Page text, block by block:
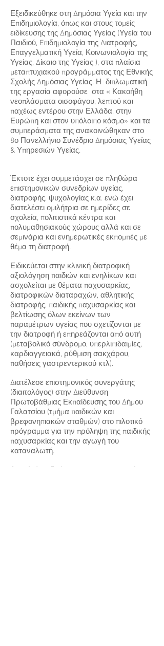
Εξειδικεύθηκε στη Δημόσια Υγεία και την
Επιδημιολογία, όπως και στους τομείς
ειδίκευσης της Δημόσιας Υγείας (Υγεία του
Παιδιού, Eπιδημιολογία της Διατροφής,
Επαγγελματική Υγεία, Κοινωνιολογία της
Υγείας, Δίκαιο της Υγείας ), στα πλαίσια
μεταπτυχιακού προγράμματος της Εθνικής
Σχολής Δημόσιας Υγείας. Η διπλωματική
της εργασία αφορούσε στα « Κακοήθη
νεοπλάσματα οισοφάγου, λεπτού και
παχέως εντέρου στην Ελλάδα, στην
Ευρώπη και στον υπόλοιπο κόσμο» και τα
συμπεράσματα της ανακοινώθηκαν στο
8ο Πανελλήνιο Συνέδριο Δημόσιας Υγείας
& Υπηρεσιών Υγείας.
Έκτοτε έχει συμμετάσχει σε πληθώρα
επιστημονικών συνεδρίων υγείας,
διατροφής, ψυχολογίας κ.α. ενώ έχει
διατελέσει ομιλήτρια σε ημερίδες σε
σχολεία, πολιτιστικά κέντρα και
πολυμαθησιακούς χώρους αλλά και σε
σεμινάρια και ενημερωτικές εκπομπές με
θέμα τη διατροφή.
Ειδικεύεται στην κλινική διατροφική
αξιολόγηση παιδιών και ενηλίκων και
ασχολείται με θέματα παχυσαρκίας,
διατροφικών διαταραχών, αθλητικής
διατροφής, παιδικής παχυσαρκίας και
βελτίωσης όλων εκείνων των
παραμέτρων υγείας που σχετίζονται με
την διατροφή ή επηρεάζονται από αυτή
(μεταβολικό σύνδρομο, υπερλιπιδαιμίες,
καρδιαγγειακά, ρύθμιση σακχάρου,
παθήσεις γαστρεντερικού κτλ).
Διατέλεσε επιστημονικός συνεργάτης
(διαιτολόγος) στην Διεύθυνση
Πρωτοβάθμιας Εκπαίδευσης του Δήμου
Γαλατσίου (τμήμα παιδικών και
βρεφονηπιακών σταθμών) στο πιλοτικό
πρόγραμμα για την πρόληψη της παιδικής
παχυσαρκίας και την αγωγή του
καταναλωτή.
Ασχολείται ιδιαίτερα με την γνωσιακή